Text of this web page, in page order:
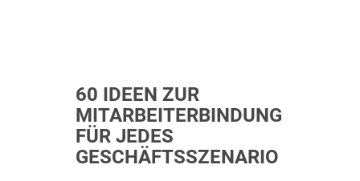
60 IDEEN ZUR
MITARBEITERBINDUNG
FÜR JEDES
GESCHÄFTSSZENARIO